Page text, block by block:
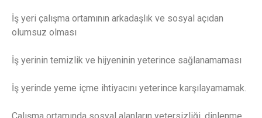
İş yeri çalışma ortamının arkadaşlık ve sosyal açıdan
olumsuz olması
İş yerinin temizlik ve hijyeninin yeterince sağlanamaması
İş yerinde yeme içme ihtiyacını yeterince karşılayamamak.